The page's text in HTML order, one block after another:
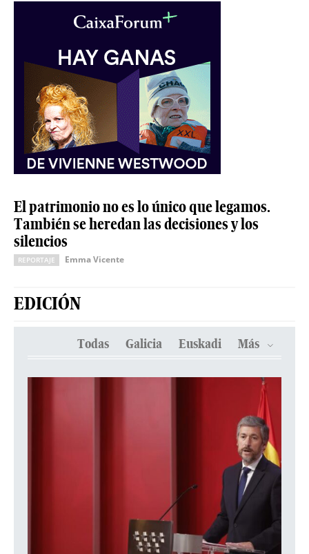
El patrimonio no es lo único que legamos.
También se heredan las decisiones y los
silencios
REPORTAJE Emma Vicente
EDICIÓN
Todas Galicia Euskadi Más